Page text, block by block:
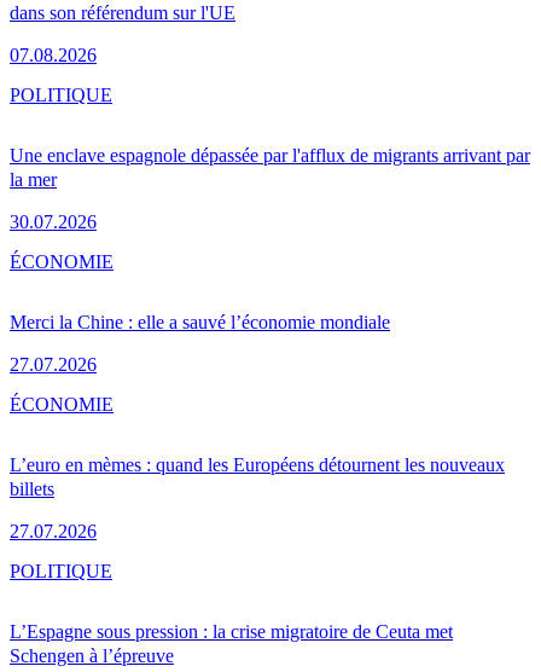
dans son référendum sur l'UE
07.08.2026
Une enclave espagnole dépassée par l'afflux de migrants arrivant par
la mer
30.07.2026
POLITIQUE
Merci la Chine : elle a sauvé l’économie mondiale
27.07.2026
ÉCONOMIE
L’euro en mèmes : quand les Européens détournent les nouveaux
billets
27.07.2026
ÉCONOMIE
L’Espagne sous pression : la crise migratoire de Ceuta met
Schengen à l’épreuve
POLITIQUE